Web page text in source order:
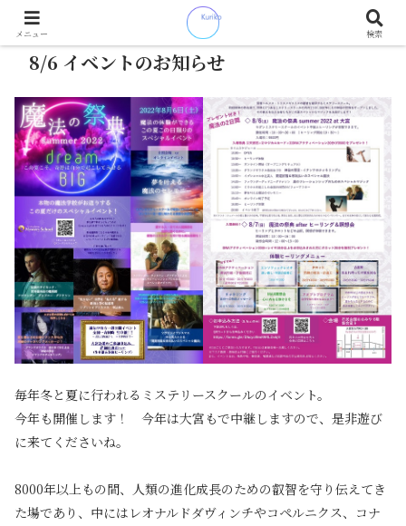
8/6 イベントのお知らせ
毎年冬と夏に行われるミステリースクールのイベント。
今年も開催します！ 今年は大宮もで中継しますので、是非遊び
に来てくださいね。
8000年以上もの間、人類の進化成長のための叡智を守り伝えてき
た場であり、中にはレオナルドダヴィンチやコペルニクス、コナ
メニュー 検索